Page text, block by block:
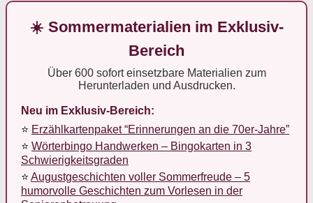
☀️ Sommermaterialien im Exklusiv-
Bereich
Über 600 sofort einsetzbare Materialien zum
Herunterladen und Ausdrucken.
Neu im Exklusiv-Bereich:
⭐ Erzählkartenpaket “Erinnerungen an die 70er-Jahre”
⭐ Wörterbingo Handwerken – Bingokarten in 3
Schwierigkeitsgraden
⭐ Augustgeschichten voller Sommerfreude – 5
humorvolle Geschichten zum Vorlesen in der